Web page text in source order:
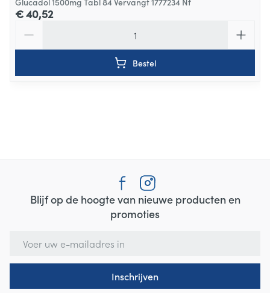
€ 40,52
Bestel
Blijf op de hoogte van nieuwe producten en
promoties
Inschrijven